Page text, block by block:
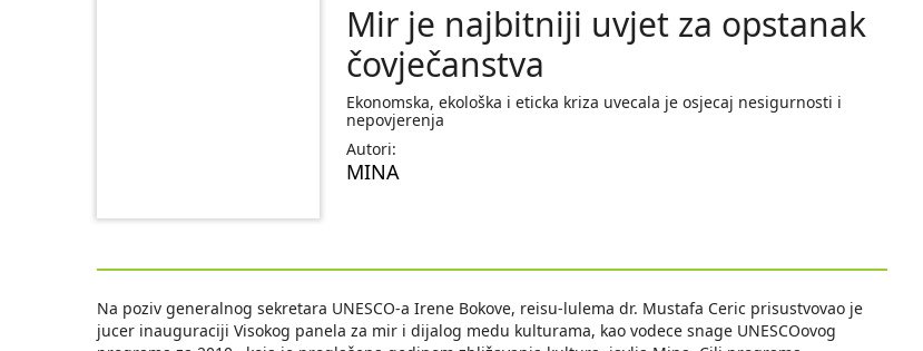
Mir je najbitniji uvjet za opstanak
čovječanstva
Ekonomska, ekološka i eticka kriza uvecala je osjecaj nesigurnosti i
nepovjerenja
Autori:
MINA
Na poziv generalnog sekretara UNESCO-a Irene Bokove, reisu-lulema dr. Mustafa Ceric prisustvovao je
jucer inauguraciji Visokog panela za mir i dijalog medu kulturama, kao vodece snage UNESCOovog